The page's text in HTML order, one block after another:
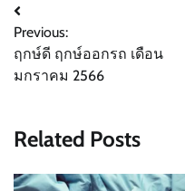
Post
navigation
Previous:
ฤกษ์ดี ฤกษ์ออกรถ เดือน
มกราคม 2566
Related Posts